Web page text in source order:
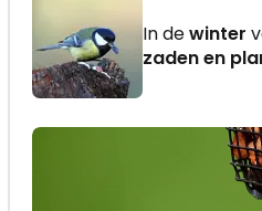
In dewinter
zaden en